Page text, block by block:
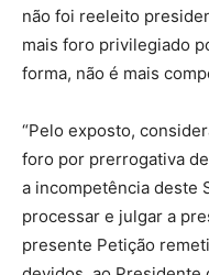
não foi reeleito
mais foro privilegiado
forma, não é mais
“Pelo exposto,
foro por prerrogativa
a incompetência deste
processar e julgar a
presente Petição